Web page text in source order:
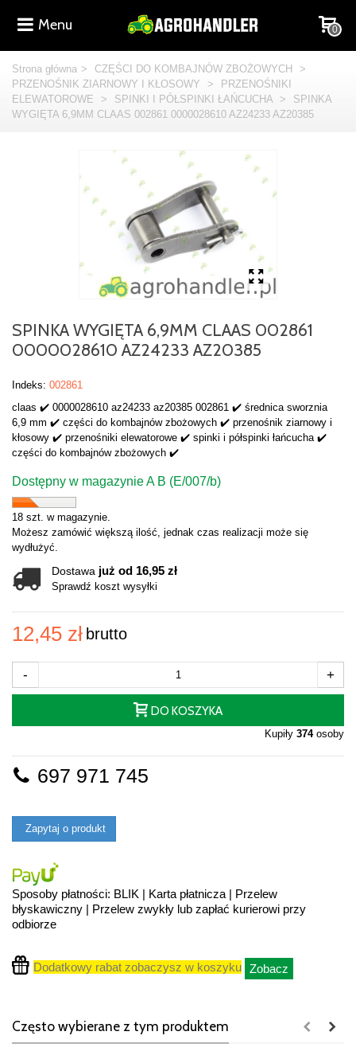
Menu 0
Strona główna > CZĘŚCI DO KOMBAJNÓW ZBOŻOWYCH
>
PRZENOŚNIK ZIARNOWY I KŁOSOWY
>
PRZENOŚNIKI
ELEWATOROWE
> SPINKI I PÓŁSPINKI ŁAŃCUCHA >
SPINKA
WYGIĘTA 6,9MM CLAAS 002861 0000028610 AZ24233 AZ20385
SPINKA WYGIĘTA 6,9MM CLAAS 002861
0000028610 AZ24233 AZ20385
Indeks: 002861
claas ✔️ 0000028610 az24233 az20385 002861 ✔️ średnica sworznia
6,9 mm ✔️ części do kombajnów zbożowych ✔️ przenośnik ziarnowy i
kłosowy ✔️ przenośniki elewatorowe ✔️ spinki i półspinki łańcucha ✔️
części do kombajnów zbożowych ✔️
Dostępny w magazynie A B (E/007/b)
18 szt. w magazynie.
Możesz zamówić większą ilość, jednak czas realizacji może się
wydłużyć.
Dostawa już od 16,95 zł
Sprawdź koszt wysyłki
12,45 zł brutto
- +
DO KOSZYKA
Kupiły 374osoby
697 971 745
Zapytaj o produkt
Sposoby płatności: BLIK | Karta płatnicza | Przelew
błyskawiczny | Przelew zwykły lub zapłać kurierowi przy
odbiorze
Dodatkowy rabat zobaczysz w koszyku Zobacz
Często wybierane z tym produktem